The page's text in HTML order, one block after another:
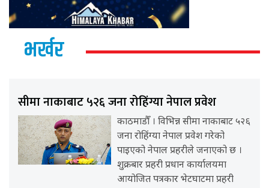
भर्खर
सीमा नाकाबाट ५२६ जना रोहिंग्या नेपाल प्रवेश
काठमाडौँ । विभिन्न सीमा नाकाबाट ५२६
जना रोहिंग्या नेपाल प्रवेश गरेको
पाइएको नेपाल प्रहरीले जनाएको छ ।
शुक्रबार प्रहरी प्रधान कार्यालयमा
आयोजित पत्रकार भेटघाटमा प्रहरी